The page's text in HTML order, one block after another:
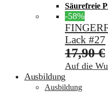
Säurefreie
-58%
Lack #27
17,90€
Auf die
Ausbildung
Ausbildung